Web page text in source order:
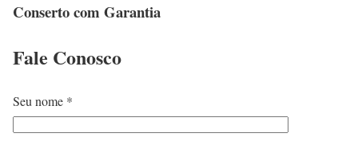
Conserto com Garantia
Fale Conosco
Seu nome *